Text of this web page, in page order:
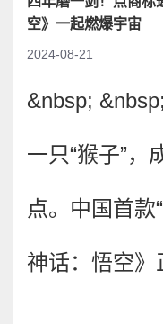
空》一起燃爆宇宙
2024-08-21
&nbsp;
一只“猴子”，
点。中国首款
神话：悟空》